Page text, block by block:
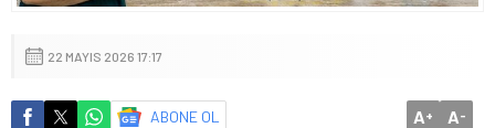
22 MAYIS 2026 17:17
ABONE OL A+ A-